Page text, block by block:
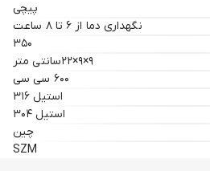
پیچی
نگهداری دما از ۶ تا ۸ ساعت
۳۵۰
۹×۹×۲۲سانتی متر
۶۰۰ سی سی
استیل ۳۱۶
استیل ۳۰۴
چین
SZM